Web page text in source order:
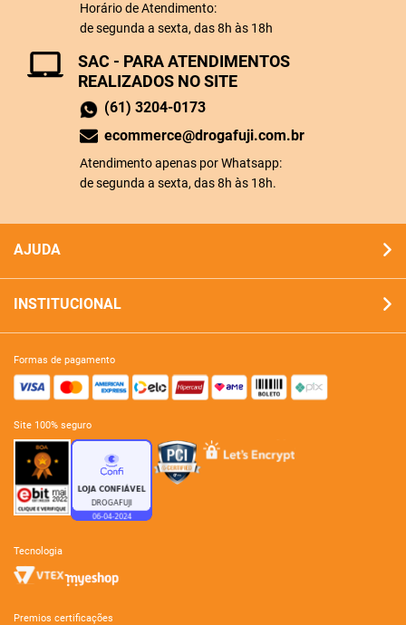
SAC - PARA ATENDIMENTOS
REALIZADOS NO SITE
(61) 3204-0173
ecommerce@drogafuji.com.br
Atendimento apenas por Whatsapp:
de segunda a sexta, das 8h às 18h.
Horário de Atendimento:
de segunda a sexta, das 8h às 18h
AJUDA
INSTITUCIONAL
formas de pagamento
site 100% seguro
tecnologia
premios certificações